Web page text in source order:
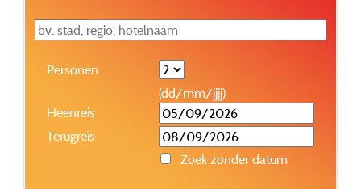
Personen
(dd/mm/jjjj)
Heenreis
Terugreis
Zoek zonder datum